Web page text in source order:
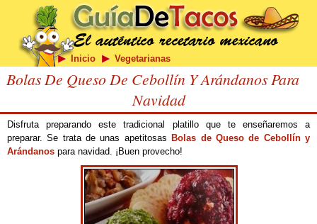
Inicio Vegetarianas
Bolas De Queso De Cebollín Y Arándanos Para
Navidad
Disfruta preparando este tradicional platillo que te enseñaremos a
preparar. Se trata de unas apetitosas Bolas de Queso de Cebollín y
Arándanos para navidad. ¡Buen provecho!